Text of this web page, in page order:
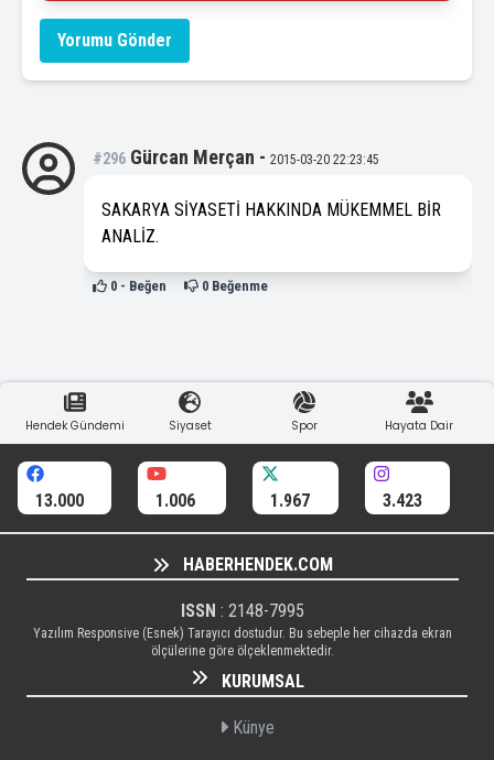
Yorumu Gönder
#296 Gürcan Merçan - 2015-03-20 22:23:45
SAKARYA SİYASETİ HAKKINDA MÜKEMMEL BİR
ANALİZ.
0- Beğen 0Beğenme
Hendek Gündemi Siyaset Spor Hayata Dair
13.000 1.006 1.967 3.423
HABERHENDEK.COM
ISSN : 2148-7995
Yazılım Responsive (Esnek) Tarayıcı dostudur. Bu sebeple her cihazda ekran
ölçülerine göre ölçeklenmektedir.
KURUMSAL
Künye